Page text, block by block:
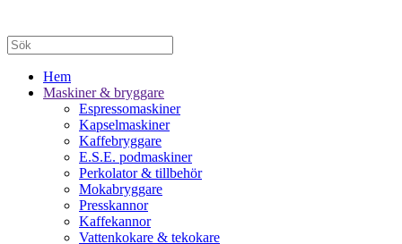
Hem
Maskiner & bryggare
Espressomaskiner
Kapselmaskiner
Kaffebryggare
E.S.E. podmaskiner
Perkolator & tillbehör
Mokabryggare
Presskannor
Kaffekannor
Vattenkokare & tekokare